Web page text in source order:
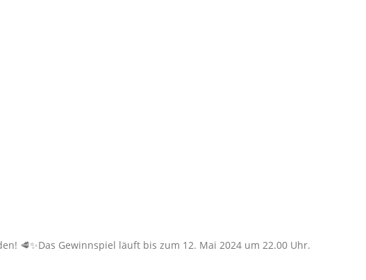
🥩✨Das Gewinnspiel läuft bis zum 12. Mai 2024 um 22.00 Uhr.